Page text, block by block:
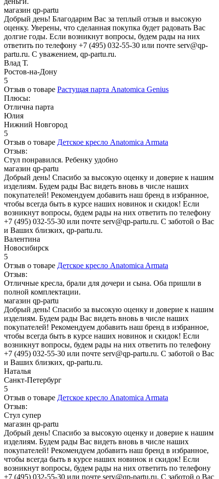
магазин qp-partu
Добрый день! Благодарим Вас за теплый отзыв и высокую
оценку. Уверены, что сделанная покупка будет радовать Вас
долгие годы. Если возникнут вопросы, будем рады на них
ответить по телефону +7 (495) 032-55-30 или почте serv@qp-
partu.ru. С уважением, qp-partu.ru.
Влад Т.
Ростов-на-Дону
5
Отзыв о товаре Растущая парта Anatomica Genius
Плюсы:
Отлична парта
Юлия
Нижний Новгород
5
Отзыв о товаре Детское кресло Anatomica Armata
Отзыв:
Стул понравился. Ребенку удобно
магазин qp-partu
Добрый день! Спасибо за высокую оценку и доверие к нашим
изделиям. Будем рады Вас видеть вновь в числе наших
покупателей! Рекомендуем добавить наш бренд в избранное,
чтобы всегда быть в курсе наших новинок и скидок! Если
возникнут вопросы, будем рады на них ответить по телефону
+7 (495) 032-55-30 или почте serv@qp-partu.ru. С заботой о Вас
и Ваших близких, qp-partu.ru.
Валентина
Новосибирск
5
Отзыв о товаре Детское кресло Anatomica Armata
Отзыв:
Отличные кресла, брали для дочери и сына. Оба пришли в
полной комплектации.
магазин qp-partu
Добрый день! Спасибо за высокую оценку и доверие к нашим
изделиям. Будем рады Вас видеть вновь в числе наших
покупателей! Рекомендуем добавить наш бренд в избранное,
чтобы всегда быть в курсе наших новинок и скидок! Если
возникнут вопросы, будем рады на них ответить по телефону
+7 (495) 032-55-30 или почте serv@qp-partu.ru. С заботой о Вас
и Ваших близких, qp-partu.ru.
Наталья
Санкт-Петербург
5
Отзыв о товаре Детское кресло Anatomica Armata
Отзыв:
Стул супер
магазин qp-partu
Добрый день! Спасибо за высокую оценку и доверие к нашим
изделиям. Будем рады Вас видеть вновь в числе наших
покупателей! Рекомендуем добавить наш бренд в избранное,
чтобы всегда быть в курсе наших новинок и скидок! Если
возникнут вопросы, будем рады на них ответить по телефону
+7 (495) 032-55-30 или почте serv@qp-partu.ru. С заботой о Вас